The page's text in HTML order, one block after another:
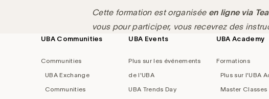
Cette formation est organisée en ligne via
vous pour participer, vous recevrez des
Footer
UBA Communities
Communities
UBA Exchange
Communities
UBA Events
Plus sur les événements
de l'UBA
UBA Trends Day
UBA Academy
Formations
Plus sur l'UBA
Master Classes